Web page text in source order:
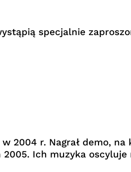
specjalnie
2004 r. Nagrał demo,
Ich muzyka